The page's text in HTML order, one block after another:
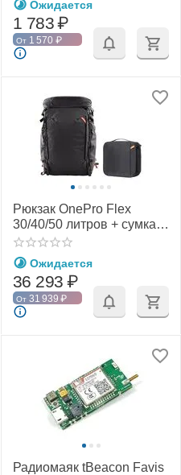
Ожидается
1 783₽
От 1 570 ₽
Рюкзак OnePro Flex
30/40/50 литров + сумка-
вставка (PGYTECH)
Ожидается
36 293 ₽
От 31 939 ₽
Радиомаяк tBeacon Favis